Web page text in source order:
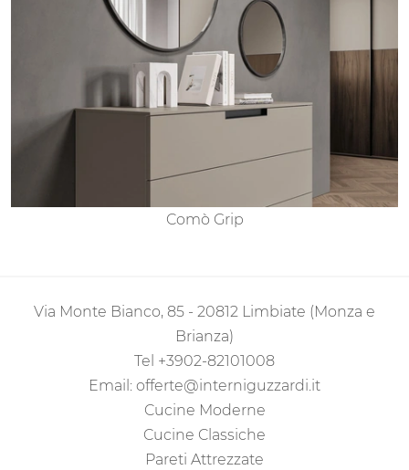
Comò Grip
Via Monte Bianco, 85 - 20812 Limbiate (Monza e
Brianza)
Tel +3902-82101008
Email: offerte@interniguzzardi.it
Cucine Moderne
Cucine Classiche
Pareti Attrezzate